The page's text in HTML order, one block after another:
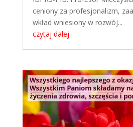
ceniony za profesjonalizm,
wkład wniesiony w rozwój...
czytaj dalej